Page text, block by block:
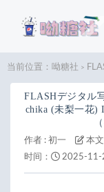
当前位置： 呦糖社 > FLASHデ
FLASHデジタル
chika (未梨一花)
作者 : 初一 本
时间：
2025-11-